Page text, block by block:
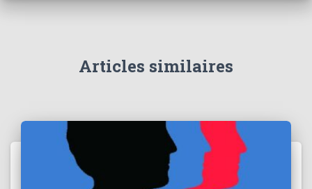
Articles similaires